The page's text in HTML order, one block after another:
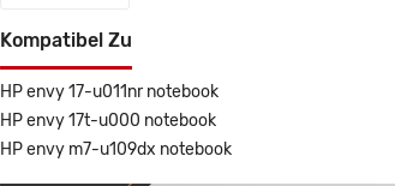
Kompatibel Zu
HP envy 17-u011nr notebook
HP envy 17t-u000 notebook
HP envy m7-u109dx notebook